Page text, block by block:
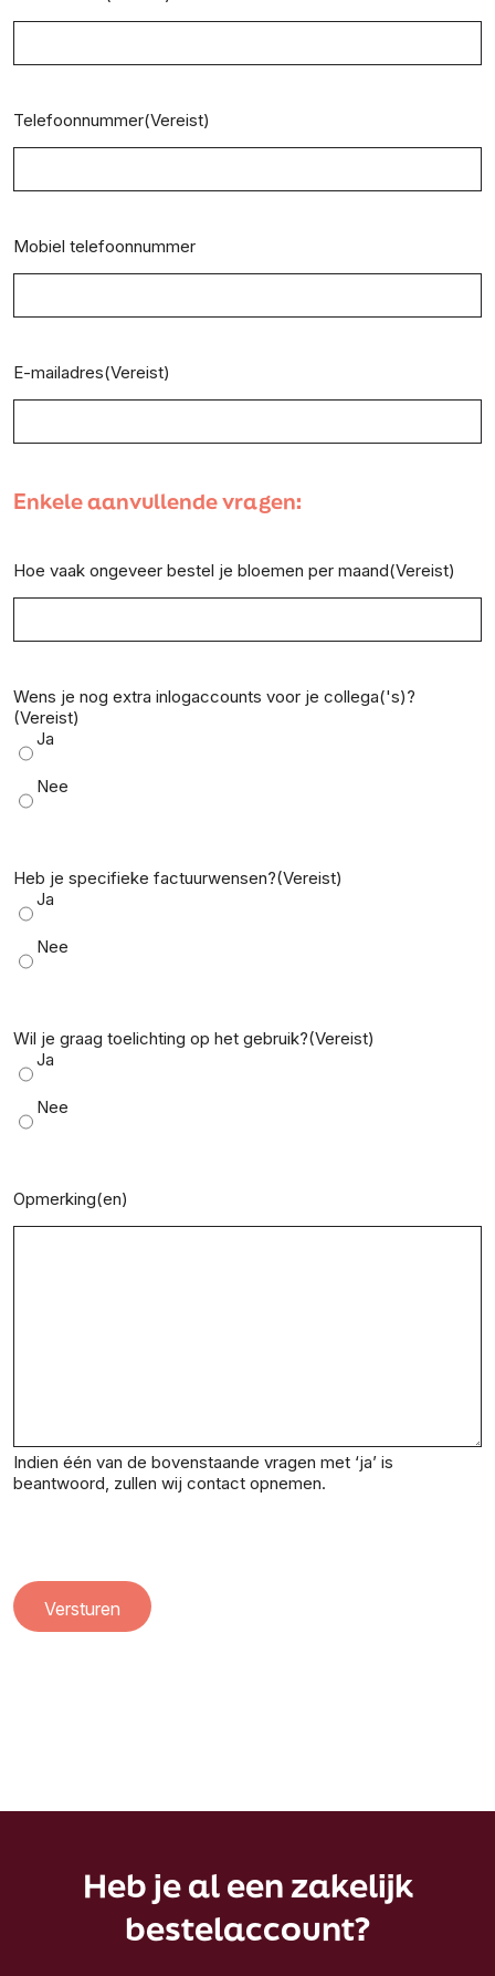
Telefoonnummer(Vereist)
Mobiel telefoonnummer
E-mailadres(Vereist)
Enkele aanvullende vragen:
Hoe vaak ongeveer bestel je bloemen per maand(Vereist)
Wens je nog extra inlogaccounts voor je collega('s)?
(Vereist)
Ja
Nee
Heb je specifieke factuurwensen?(Vereist)
Ja
Nee
Wil je graag toelichting op het gebruik?(Vereist)
Ja
Nee
Opmerking(en)
Indien één van de bovenstaande vragen met ‘ja’ is
beantwoord, zullen wij contact opnemen.
Heb je al een zakelijk
bestelaccount?